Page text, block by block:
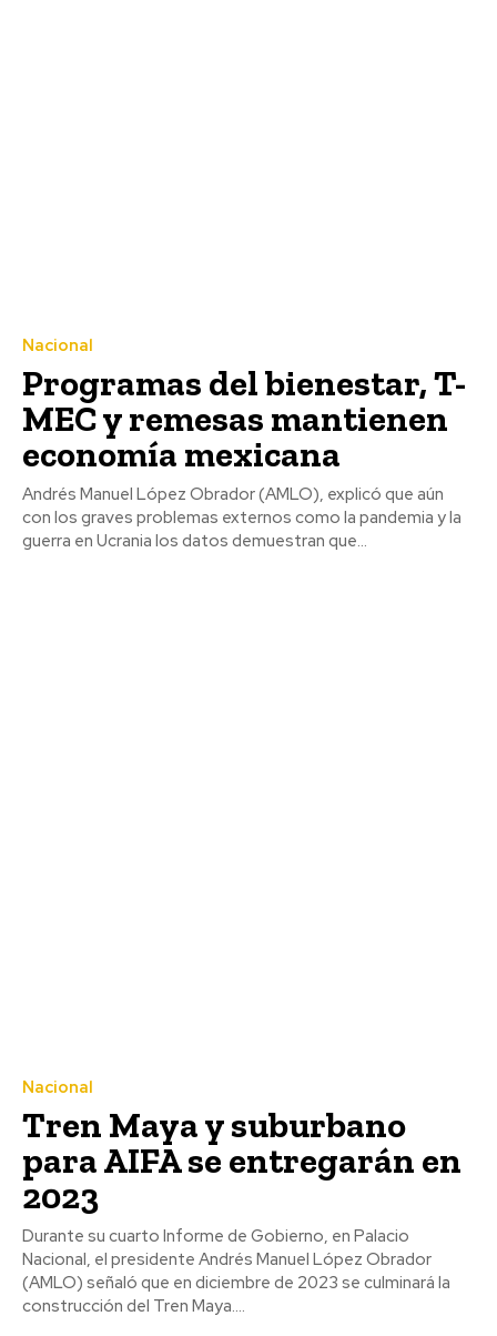
Nacional
Programas del bienestar, T-
MEC y remesas mantienen
economía mexicana
Andrés Manuel López Obrador (AMLO), explicó que aún
con los graves problemas externos como la pandemia y la
guerra en Ucrania los datos demuestran que...
Nacional
Tren Maya y suburbano
para AIFA se entregarán en
2023
Durante su cuarto Informe de Gobierno, en Palacio
Nacional, el presidente Andrés Manuel López Obrador
(AMLO) señaló que en diciembre de 2023 se culminará la
construcción del Tren Maya....